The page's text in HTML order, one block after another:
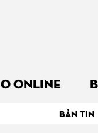
ONLINE
BẢN TIN